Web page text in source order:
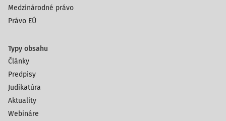
Medzinárodné právo
Právo EÚ
Typy obsahu
Články
Predpisy
Judikatúra
Aktuality
Webináre